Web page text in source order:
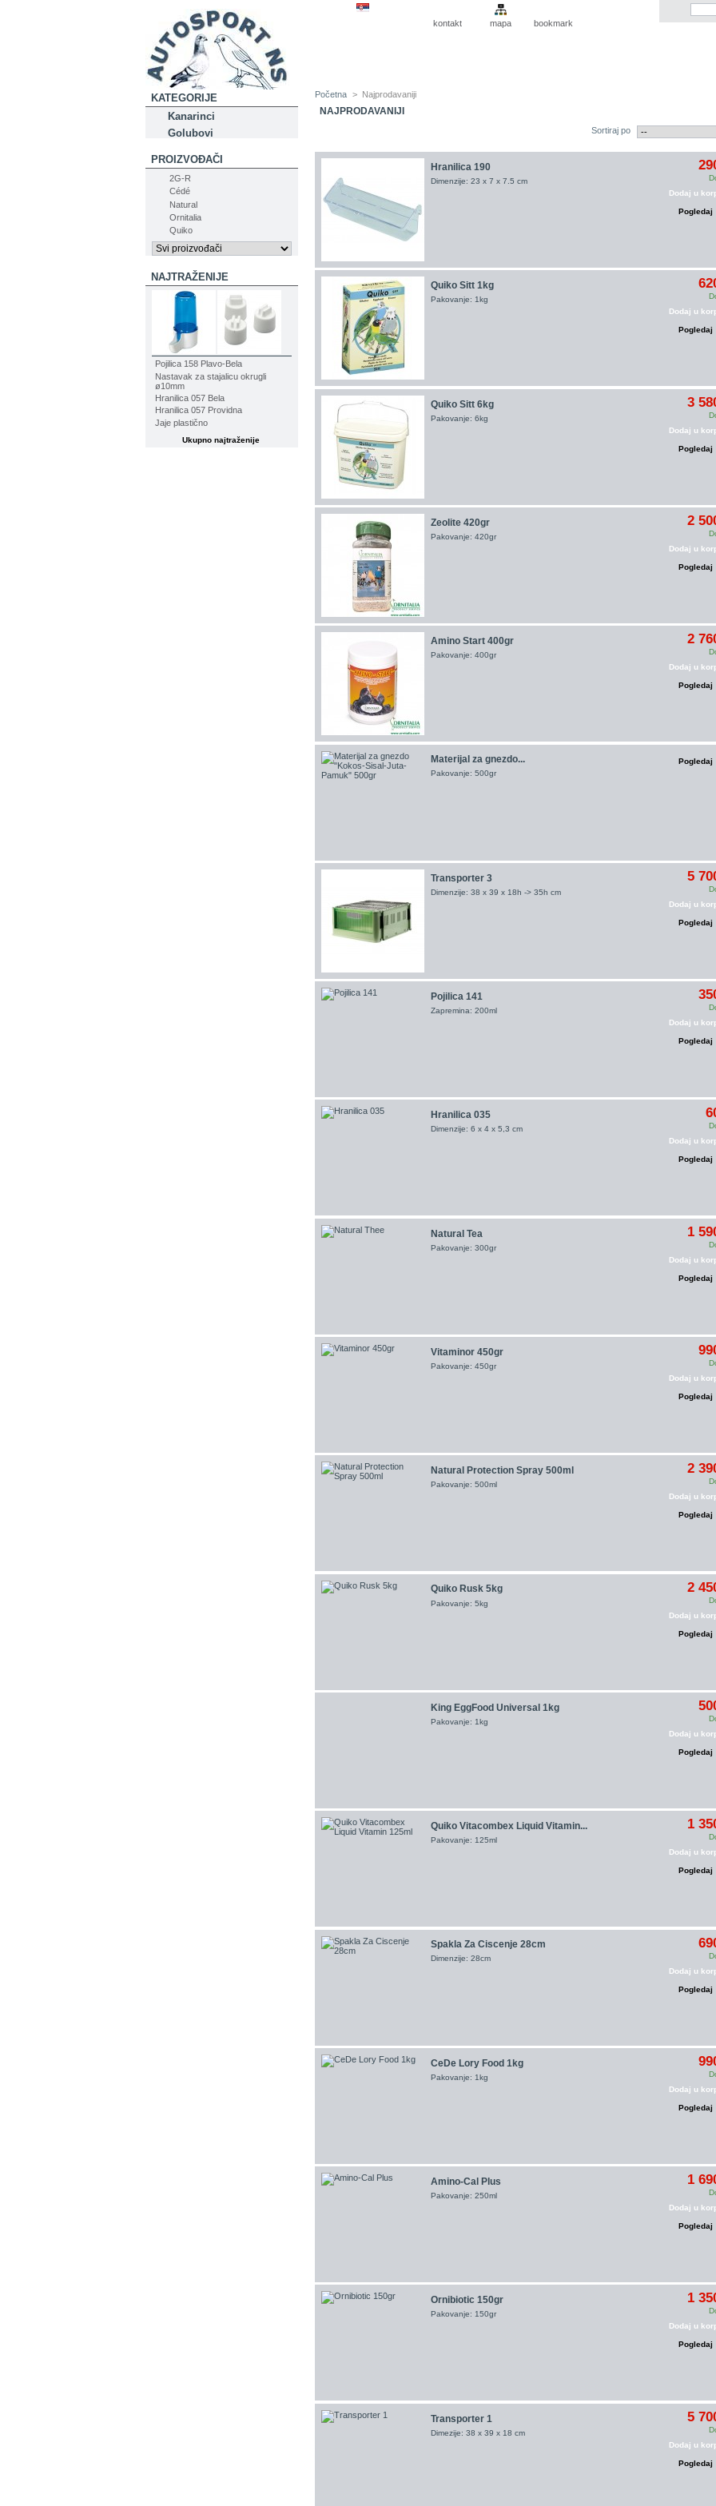
kontakt mapa
bookmark
KATEGORIJE
Kanarinci
Golubovi
PROIZVOĐAČI
2G-R
Cédé
Natural
Ornitalia
Quiko
NAJTRAŽENIJE
Pojilica 158 Plavo-Bela
Nastavak za stajalicu okrugli
ø10mm
Hranilica 057 Bela
Hranilica 057 Providna
Jaje plastično
Ukupno najtraženije
Početna > Najprodavaniji
NAJPRODAVANIJI
Sortiraj po
Hranilica 190
Dimenzije: 23 x 7 x 7.5 cm
Dodaj u
Pogledaj
Quiko Sitt 1kg
Pakovanje: 1kg
Dodaj u
Pogledaj
Quiko Sitt 6kg
Pakovanje: 6kg
3
Dodaj u
Pogledaj
Zeolite 420gr
Pakovanje: 420gr
2
Dodaj u
Pogledaj
Amino Start 400gr
Pakovanje: 400gr
2
Dodaj u
Pogledaj
Materijal za gnezdo...
Pakovanje: 500gr
Pogledaj
Transporter 3
Dimenzije: 38 x 39 x 18h -> 35h cm
5
Dodaj u
Pogledaj
Pojilica 141
Zapremina: 200ml
Dodaj u
Pogledaj
Hranilica 035
Dimenzije: 6 x 4 x 5,3 cm
Dodaj u
Pogledaj
Natural Tea
Pakovanje: 300gr
1
Dodaj u
Pogledaj
Vitaminor 450gr
Pakovanje: 450gr
Dodaj u
Pogledaj
Natural Protection Spray 500ml
Pakovanje: 500ml
2
Dodaj u
Pogledaj
Quiko Rusk 5kg
Pakovanje: 5kg
2
Dodaj u
Pogledaj
King EggFood Universal 1kg
Pakovanje: 1kg
Dodaj u
Pogledaj
Quiko Vitacombex Liquid Vitamin...
Pakovanje: 125ml
1
Dodaj u
Pogledaj
Spakla Za Ciscenje 28cm
Dimenzije: 28cm
Dodaj u
Pogledaj
CeDe Lory Food 1kg
Pakovanje: 1kg
Dodaj u
Pogledaj
Amino-Cal Plus
Pakovanje: 250ml
1
Dodaj u
Pogledaj
Ornibiotic 150gr
Pakovanje: 150gr
1
Dodaj u
Pogledaj
Transporter 1
Dimezije: 38 x 39 x 18 cm
5
Dodaj u
Pogledaj